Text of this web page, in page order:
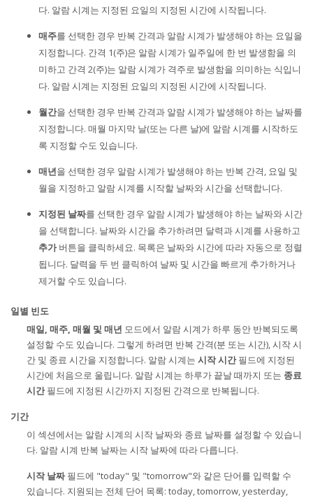
다. 알람 시계는 지정된 요일의 지정된 시간에 시작됩니다.
매주를 선택한 경우 반복 간격과 알람 시계가 발생해야 하는 요일을
지정합니다. 간격 1(주)은 알람 시계가 일주일에 한 번 발생함을 의
미하고 간격 2(주)는 알람 시계가 격주로 발생함을 의미하는 식입니
다. 알람 시계는 지정된 요일의 지정된 시간에 시작됩니다.
월간을 선택한 경우 반복 간격과 알람 시계가 발생해야 하는 날짜를
지정합니다. 매월 마지막 날(또는 다른 날)에 알람 시계를 시작하도
록 지정할 수도 있습니다.
매년을 선택한 경우 알람 시계가 발생해야 하는 반복 간격, 요일 및
월을 지정하고 알람 시계를 시작할 날짜와 시간을 선택합니다.
지정된 날짜를 선택한 경우 알람 시계가 발생해야 하는 날짜와 시간
을 선택합니다. 날짜와 시간을 추가하려면 달력과 시계를 사용하고
추가버튼을 클릭하세요. 목록은 날짜와 시간에 따라 자동으로 정렬
됩니다. 달력을 두 번 클릭하여 날짜 및 시간을 빠르게 추가하거나
제거할 수도 있습니다.
일별 빈도
매일, 매주, 매월 및 매년 모드에서 알람 시계가 하루 동안 반복되도록
설정할 수도 있습니다. 그렇게 하려면 반복 간격(분 또는 시간), 시작 시
간 및 종료 시간을 지정합니다. 알람 시계는시작 시간필드에 지정된
시간에 처음으로 울립니다. 알람 시계는 하루가 끝날 때까지 또는 종료
시간필드에 지정된 시간까지 지정된 간격으로 반복됩니다.
기간
이 섹션에서는 알람 시계의 시작 날짜와 종료 날짜를 설정할 수 있습니
다. 알람 시계 반복 날짜는 시작 날짜에 따라 다릅니다.
시작 날짜필드에 "today" 및 "tomorrow"와 같은 단어를 입력할 수
있습니다. 지원되는 전체 단어 목록: today, tomorrow, yesterday,